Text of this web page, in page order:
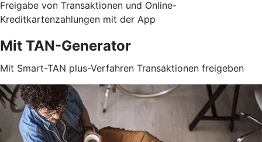
Freigabe von Transaktionen und Online-
Kreditkartenzahlungen mit der App
Mit TAN-Generator
Mit Smart-TAN plus-Verfahren Transaktionen freigeben